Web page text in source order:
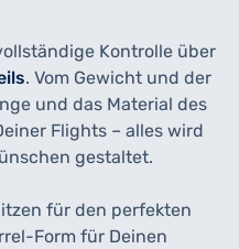
Kontrolle über
. Vom Gewicht und der
und das Material des
Flights – alles wird
gestaltet.
für den perfekten
Form für Deinen